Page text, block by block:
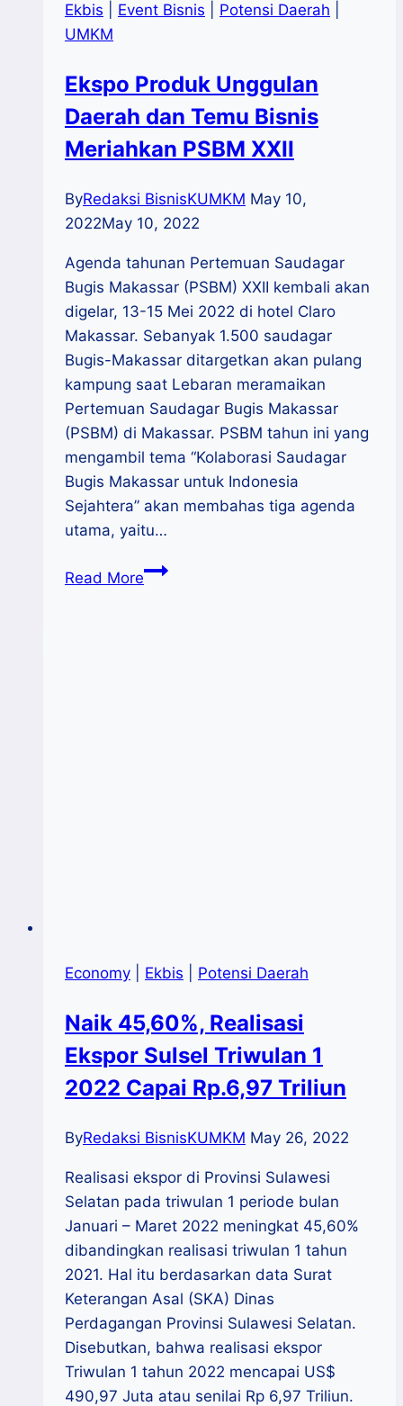
Ekbis Event Bisnis Potensi Daerah
UMKM
Ekspo Produk Unggulan
Daerah dan Temu Bisnis
Meriahkan PSBM XXII
ByRedaksi BisnisKUMKM May 10,
2022May 10, 2022
Agenda tahunan Pertemuan Saudagar
Bugis Makassar (PSBM) XXII kembali akan
digelar, 13-15 Mei 2022 di hotel Claro
Makassar. Sebanyak 1.500 saudagar
Bugis-Makassar ditargetkan akan pulang
kampung saat Lebaran meramaikan
Pertemuan Saudagar Bugis Makassar
(PSBM) di Makassar. PSBM tahun ini yang
mengambil tema “Kolaborasi Saudagar
Bugis Makassar untuk Indonesia
Sejahtera” akan membahas tiga agenda
utama, yaitu…
Read MoreEkspo
Economy Ekbis Potensi Daerah
Naik 45,60%, Realisasi
Ekspor Sulsel Triwulan 1
2022 Capai Rp.6,97 Triliun
ByRedaksi BisnisKUMKM May 26, 2022
Realisasi ekspor di Provinsi Sulawesi
Selatan pada triwulan 1 periode bulan
Januari – Maret 2022 meningkat 45,60%
dibandingkan realisasi triwulan 1 tahun
2021. Hal itu berdasarkan data Surat
Keterangan Asal (SKA) Dinas
Perdagangan Provinsi Sulawesi Selatan.
Disebutkan, bahwa realisasi ekspor
Triwulan 1 tahun 2022 mencapai US$
490,97 Juta atau senilai Rp 6,97 Triliun.